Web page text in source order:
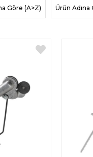
Göre (A>Z) Ürün Adına